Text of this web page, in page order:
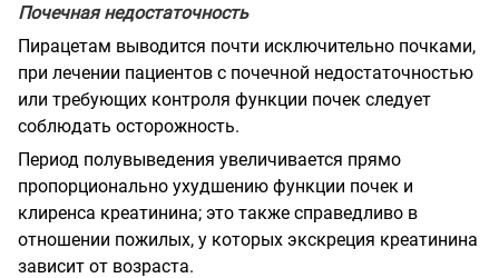
Почечная недостаточность
Пирацетам выводится почти исключительно почками,
при лечении пациентов с почечной недостаточностью
или требующих контроля функции почек следует
соблюдать осторожность.
Период полувыведения увеличивается прямо
пропорционально ухудшению функции почек и
клиренса креатинина; это также справедливо в
отношении пожилых, у которых экскреция креатинина
зависит от возраста.